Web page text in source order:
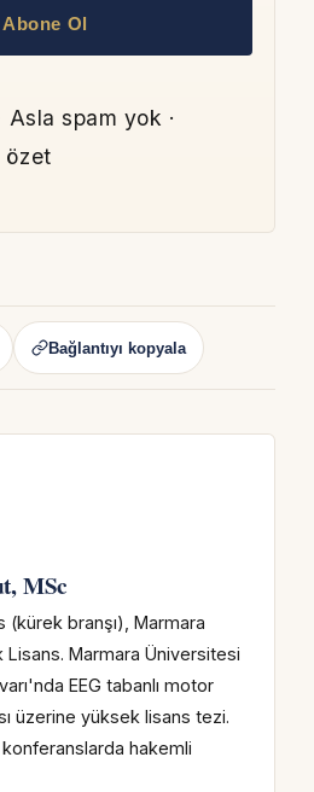
Abone Ol
Asla spam yok ·
özet
Bağlantıyı kopyala
MSc
(kürek branşı), Marmara
Marmara Üniversitesi
EEG tabanlı motor
üzerine yüksek lisans tezi.
konferanslarda hakemli